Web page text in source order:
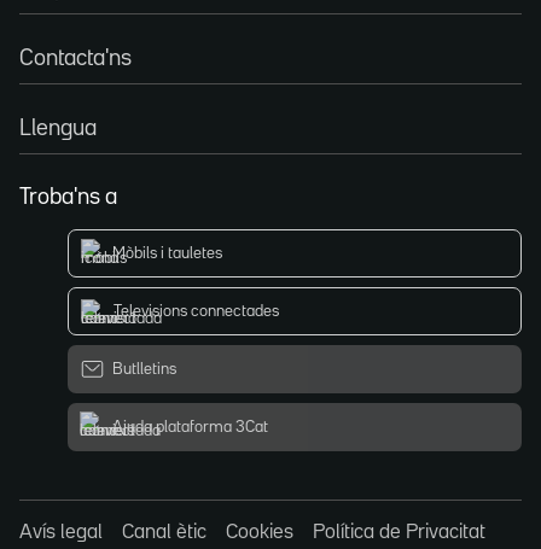
Contacta'ns
Llengua
Troba'ns a
Mòbils i tauletes
Televisions connectades
Butlletins
Ajuda plataforma 3Cat
Avís legal Canal ètic Cookies Política de Privacitat